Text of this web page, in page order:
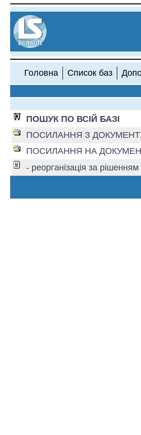
Головна Список баз
ПОШУК ПО ВСІЙ БАЗІ
ПОСИЛАННЯ З
ПОСИЛАННЯ НА
- реорганізація за рішенням